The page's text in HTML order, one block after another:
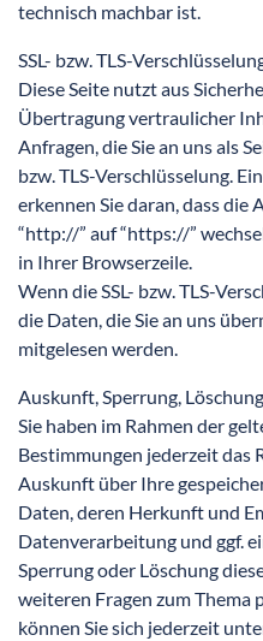
technisch machbar ist.
SSL- bzw. TLS-
Diese Seite nutzt aus
Übertragung vertraulicher
Anfragen, die Sie an uns als
bzw. TLS-Verschlüsselung.
erkennen Sie daran, dass die
“http://” auf “https://”
in Ihrer Browserzeile.
Wenn die SSL- bzw. TLS-
die Daten, die Sie an uns
mitgelesen werden.
Auskunft, Sperrung, Löschung
Sie haben im Rahmen der
Bestimmungen jederzeit das
Auskunft über Ihre
Daten, deren Herkunft und
Datenverarbeitung und ggf.
Sperrung oder Löschung
weiteren Fragen zum Thema
können Sie sich jederzeit